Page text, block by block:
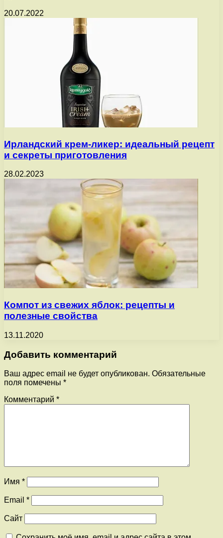
20.07.2022
Ирландский крем-ликер: идеальный рецепт
и секреты приготовления
28.02.2023
Компот из свежих яблок: рецепты и
полезные свойства
13.11.2020
Добавить комментарий
Ваш адрес email не будет опубликован. Обязательные
поля помечены *
Комментарий *
Имя *
Email *
Сайт